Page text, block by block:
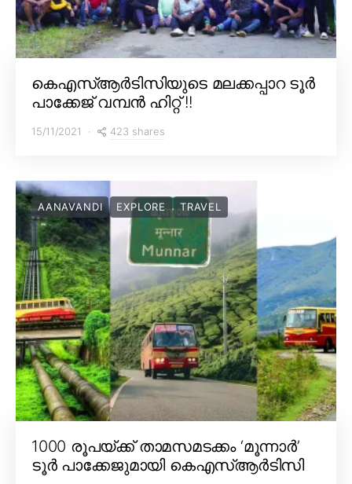
കെഎസ്ആർടിസിയുടെ മലക്കപ്പാറ ടൂർ
പാക്കേജ് വമ്പൻ ഹിറ്റ് !!
15/11/2021 423 shares
AANAVANDI EXPLORE TRAVEL
1000 രൂപയ്ക്ക് താമസമടക്കം ‘മൂന്നാർ’
ടൂർ പാക്കേജുമായി കെഎസ്ആർടിസി